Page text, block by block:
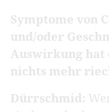
Symptome von
und/oder
Auswirkung hat
nichts mehr
Dürrschmid: